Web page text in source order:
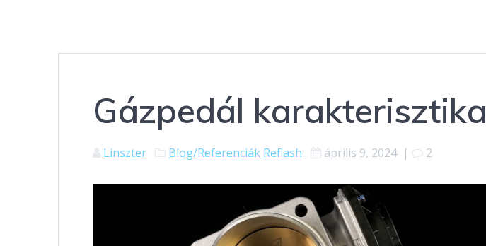
Gázpedál karakterisztika
Linszter Blog/Referenciák Reflash április 9, 2024| 2